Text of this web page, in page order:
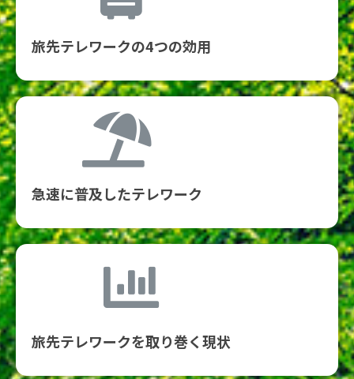
旅先テレワークの4つの効用
急速に普及したテレワーク
旅先テレワークを取り巻く現状